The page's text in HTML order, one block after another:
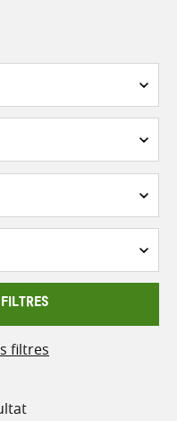
filtres